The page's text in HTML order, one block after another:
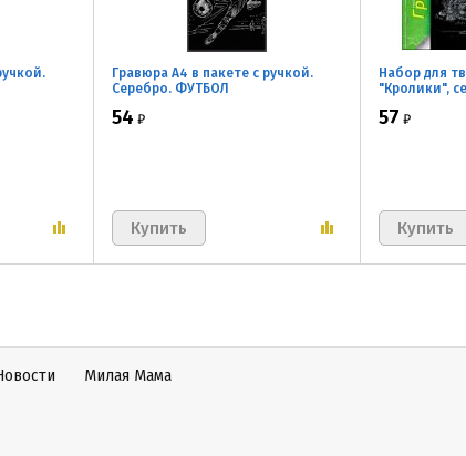
Гравюра А4 в пакете с ручкой.
Серебро. ФУТБОЛ
54 ₽
Набор для
"Кролики",
57 ₽
Милая Мама